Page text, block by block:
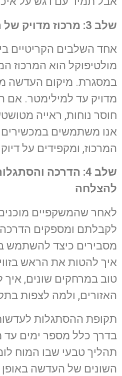
שלב 3: מרכוז מדויק של העדשות במסגרת
אחד השלבים הקריטיים
מולטיפוקל הוא המרכוז
במסגרת. מיקום העדשה
מדויק עד למילימטר. אם
חוסר נוחות, ראייה
אנו משתמשים
המרכוז, ומקפידים על
שלב 4: הדרכה
להצלחה
לאחר שהמשקפיים
לקבלתם ומספקים
מסבירים כיצד להשתמש
איך להטות את הראש
טוב במרחקים שונים, איך
האזורים, ולמה לצפות
תקופת ההסתגלות
בדרך כלל מספר ימים עד
תהליך טבעי שבו המוח
השונים של העדשה באופן